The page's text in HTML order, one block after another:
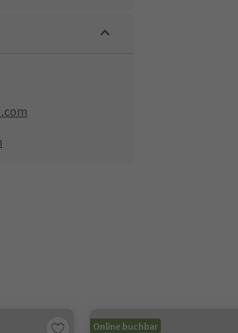
Online buchbar